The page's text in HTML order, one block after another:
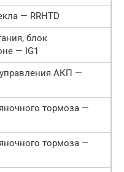
— RRHTD
блок
— IG1
АКП —
тормоза —
тормоза —